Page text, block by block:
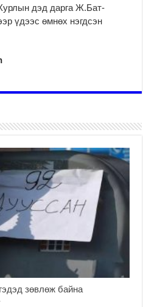
дэд дарга Ж.Бат-
үдээс өмнөх нэгдсэн
зөвлөж байна